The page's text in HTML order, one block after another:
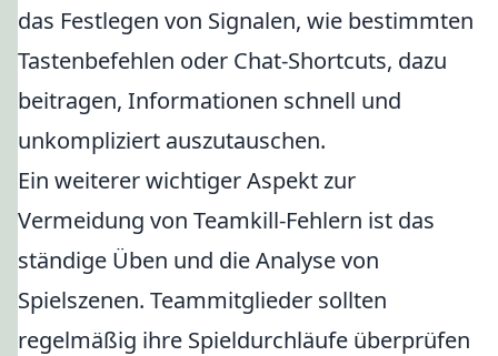
das Festlegen von Signalen, wie bestimmten
Tastenbefehlen oder Chat-Shortcuts, dazu
beitragen, Informationen schnell und
unkompliziert auszutauschen.
Ein weiterer wichtiger Aspekt zur
Vermeidung von Teamkill-Fehlern ist das
ständige Üben und die Analyse von
Spielszenen. Teammitglieder sollten
regelmäßig ihre Spieldurchläufe überprüfen